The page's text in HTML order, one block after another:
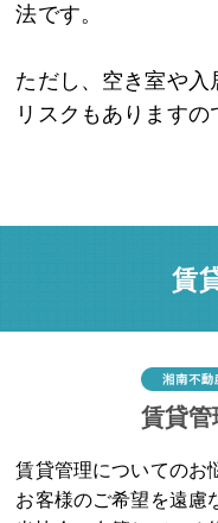
法です。
ただし、空き室や
リスクもありますの
賃
賃貸
賃貸管理についてのお